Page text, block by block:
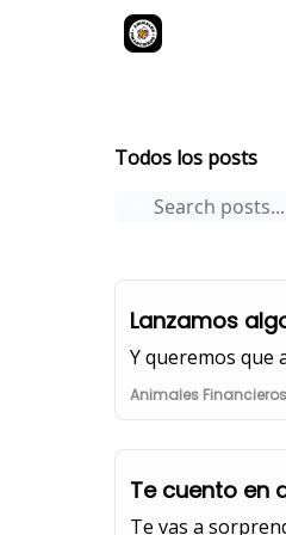
Todos los posts
Lanzamos
Y queremos que
Animales Financieros
Te cuento en
Te vas a